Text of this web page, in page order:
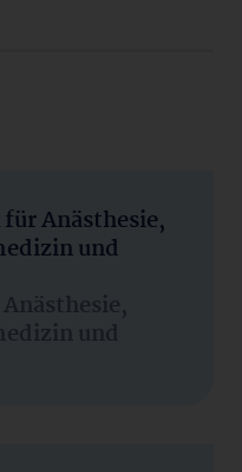
Anästhesie,
und
und